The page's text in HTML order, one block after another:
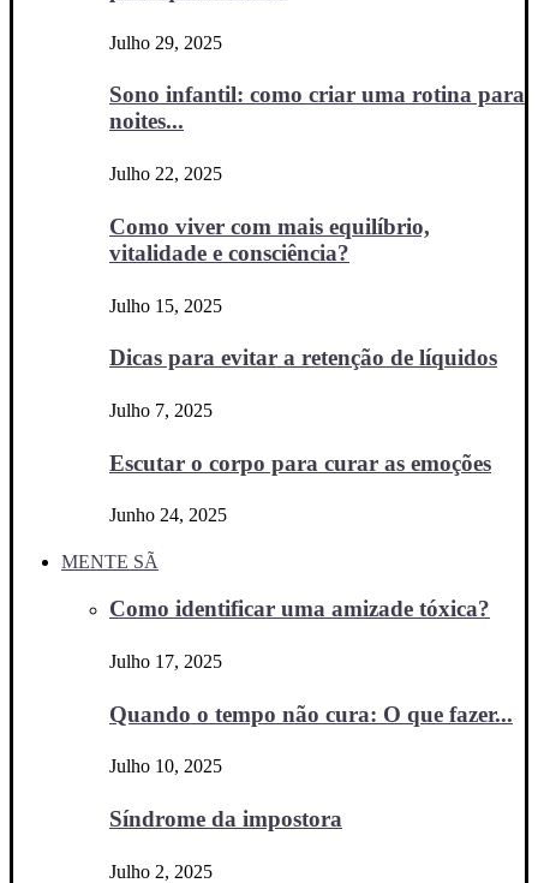
Julho 29, 2025
Sono infantil: como criar uma rotina para
noites...
Julho 22, 2025
Como viver com mais equilíbrio,
vitalidade e consciência?
Julho 15, 2025
Dicas para evitar a retenção de líquidos
Julho 7, 2025
Escutar o corpo para curar as emoções
Junho 24, 2025
MENTE SÃ
Como identificar uma amizade tóxica?
Julho 17, 2025
Quando o tempo não cura: O que fazer...
Julho 10, 2025
Síndrome da impostora
Julho 2, 2025